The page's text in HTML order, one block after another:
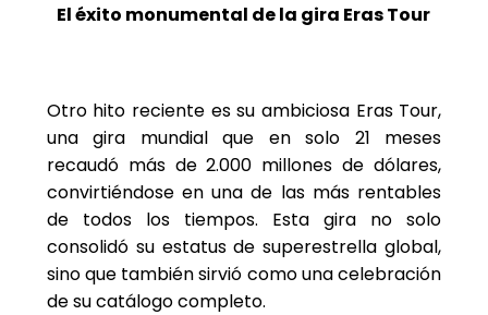
El éxito monumental de la gira Eras Tour
Otro hito reciente es su ambiciosa Eras Tour,
una gira mundial que en solo 21 meses
recaudó más de 2.000 millones de dólares,
convirtiéndose en una de las más rentables
de todos los tiempos. Esta gira no solo
consolidó su estatus de superestrella global,
sino que también sirvió como una celebración
de su catálogo completo.